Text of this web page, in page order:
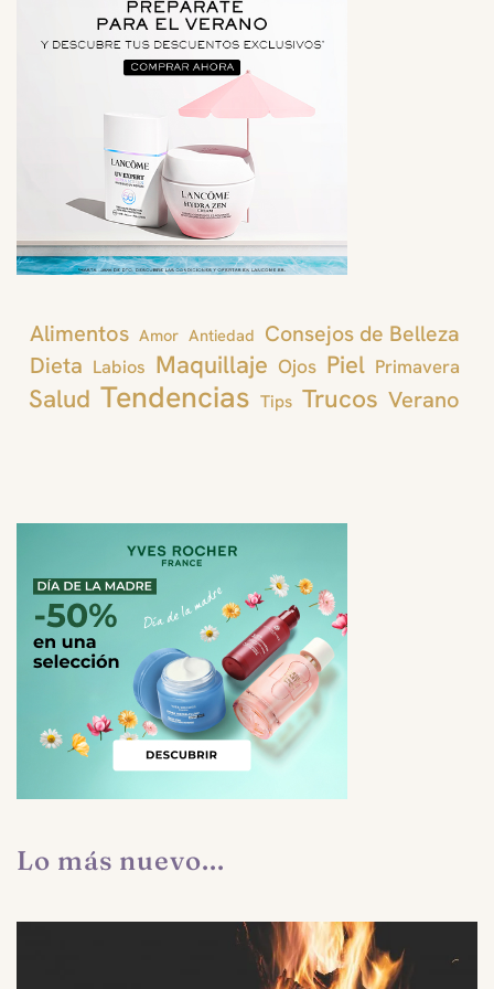
Alimentos Amor Antiedad Consejos de Belleza
Dieta Labios Maquillaje Ojos Piel Primavera
Salud Tendencias Tips Trucos Verano
Lo más nuevo...